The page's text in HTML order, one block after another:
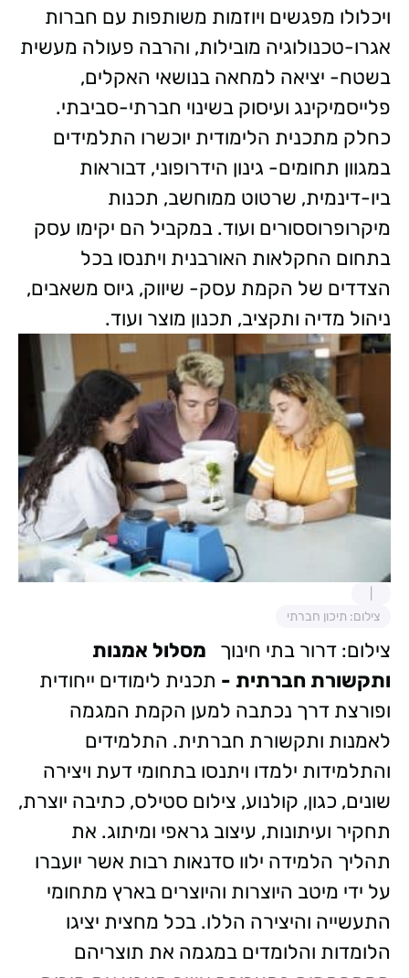
ויכלולו מפגשים ויוזמות משותפות עם חברות
אגרו-טכנולוגיה מובילות, והרבה פעולה מעשית
בשטח- יציאה למחאה בנושאי האקלים,
פלייסמיקינג ועיסוק בשינוי חברתי-סביבתי.
כחלק מתכנית הלימודית יוכשרו התלמידים
במגוון תחומים- גינון הידרופוני, דבוראות
ביו-דינמית, שרטוט ממוחשב, תכנות
מיקרופרוססורים ועוד. במקביל הם יקימו עסק
בתחום החקלאות האורבנית ויתנסו בכל
הצדדים של הקמת עסק- שיווק, גיוס משאבים,
ניהול מדיה ותקציב, תכנון מוצר ועוד.
צילום: תיכון חברתי
צילום: דרור בתי חינוך מסלול אמנות
ותקשורת חברתית - תכנית לימודים ייחודית
ופורצת דרך נכתבה למען הקמת המגמה
לאמנות ותקשורת חברתית. התלמידים
והתלמידות ילמדו ויתנסו בתחומי דעת ויצירה
שונים, כגון, קולנוע, צילום סטילס, כתיבה יוצרת,
תחקיר ועיתונות, עיצוב גראפי ומיתוג. את
תהליך הלמידה ילוו סדנאות רבות אשר יועברו
על ידי מיטב היוצרות והיוצרים בארץ מתחומי
התעשייה והיצירה הללו. בכל מחצית יציגו
הלומדות והלומדים במגמה את תוצריהם